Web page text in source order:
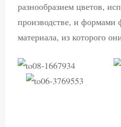
разнообразием цветов,
производстве, и формами
материала, из которого